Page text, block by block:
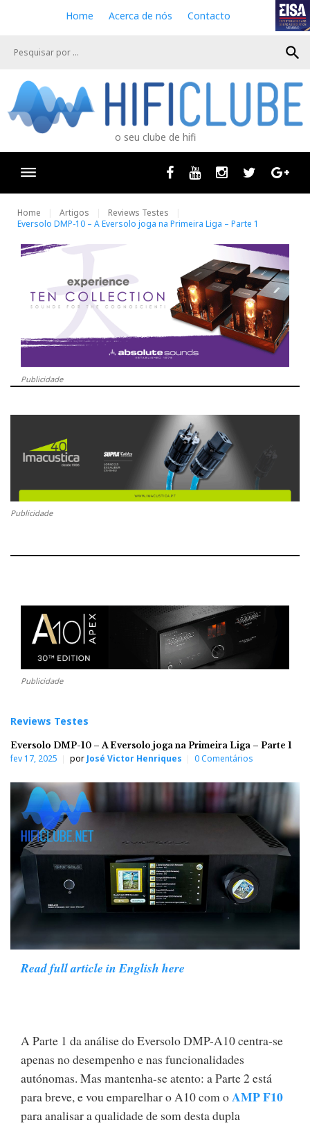
e
Home Acerca de nós Contacto
search
o seu clube de hifi
Facebook
Youtube InstagramTwitter
Home Artigos
Reviews Testes
Eversolo DMP-10 – A Eversolo joga na Primeira Liga – Parte 1
Publicidade
Publicidade
Publicidade
Reviews Testes
Eversolo DMP-10 – A Eversolo joga na Primeira Liga – Parte 1
fev 17, 2025 por José Victor Henriques 0 Comentários
Read full article in English here
A Parte 1 da análise do Eversolo DMP-A10 centra-se
apenas no desempenho e nas funcionalidades
autónomas. Mas mantenha-se atento: a Parte 2 está
para breve, e vou emparelhar o A10 com oAMP F10
para analisar a qualidade de som desta dupla